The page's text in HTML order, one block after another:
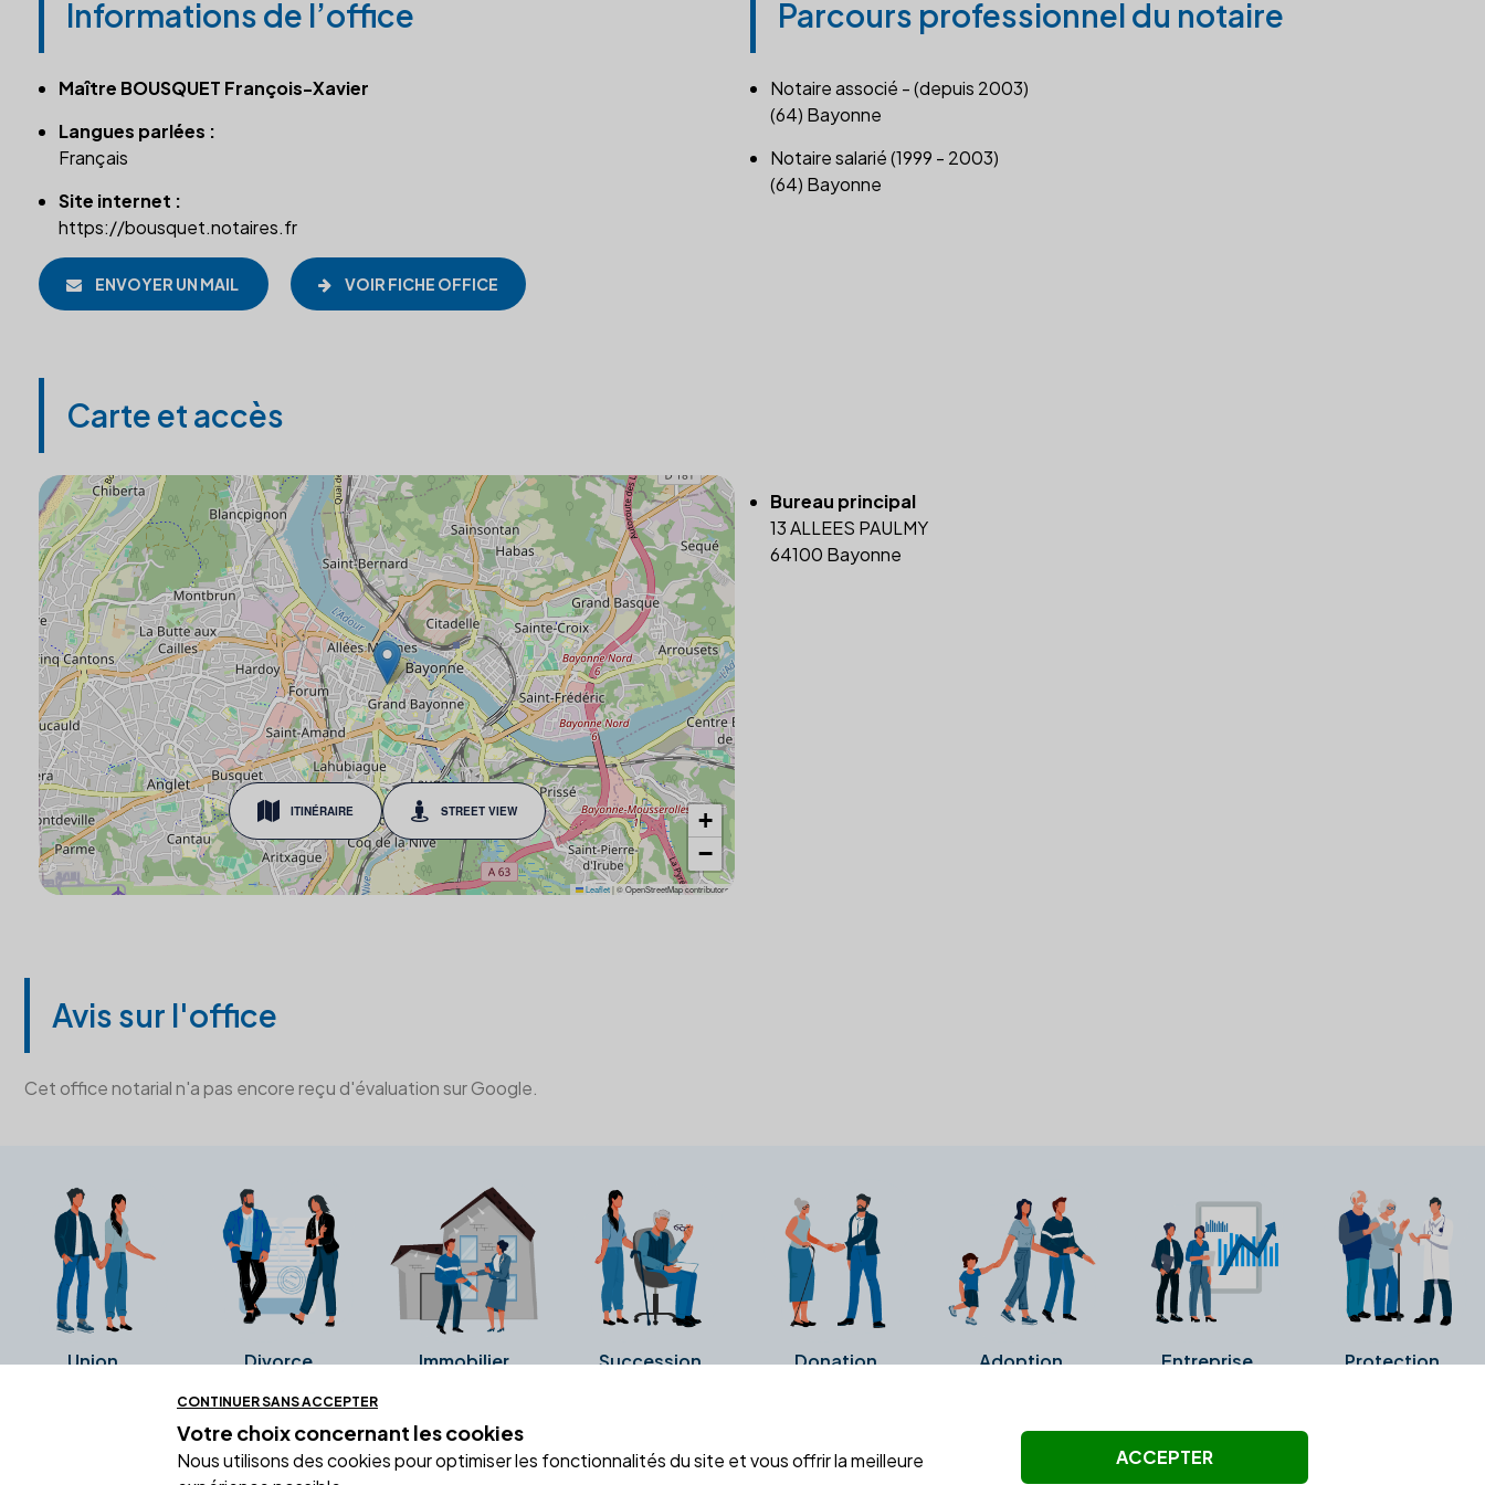
Informations de l’office
Maître BOUSQUET François-Xavier
Langues parlées :
Français
Site internet :
https://bousquet.notaires.fr
ENVOYER UN MAIL VOIR FICHE OFFICE
Parcours professionnel du notaire
Notaire associé - (depuis 2003)
(64) Bayonne
Notaire salarié (1999 - 2003)
(64) Bayonne
Carte et accès
ITINÉRAIRE STREET VIEW
+
−
Leaflet |© OpenStreetMap contributors
Bureau principal
13 ALLEES PAULMY
64100 Bayonne
Avis sur l'office
Cet office notarial n'a pas encore reçu d'évaluation sur Google.
Union Divorce Immobilier Succession Donation Adoption Entreprise Protection
Ces avis proviennent directement de la fiche Google Business de l'office notarial. Ils n'ont ni été collectés ni été vérifiés par Alexia.fr.
CONTINUER SANS ACCEPTER
Votre choix concernant les cookies
Nous utilisons des cookies pour optimiser les fonctionnalités du site et vous offrir la meilleure
ACCEPTER